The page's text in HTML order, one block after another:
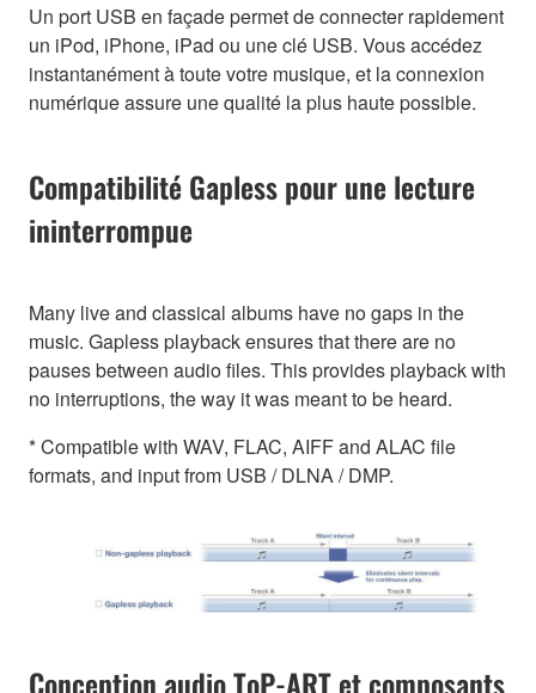
Un port USB en façade permet de connecter rapidement
un iPod, iPhone, iPad ou une clé USB. Vous accédez
instantanément à toute votre musique, et la connexion
numérique assure une qualité la plus haute possible.
Compatibilité Gapless pour une lecture
ininterrompue
Many live and classical albums have no gaps in the
music. Gapless playback ensures that there are no
pauses between audio files. This provides playback with
no interruptions, the way it was meant to be heard.
* Compatible with WAV, FLAC, AIFF and ALAC file
formats, and input from USB / DLNA / DMP.
Conception audio ToP-ART et composants